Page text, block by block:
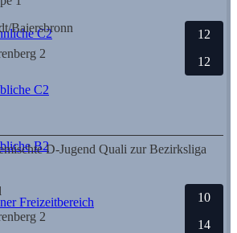
C2
C2
B2
Freizeitbereich
Baiersbronn
2
12
12
D-Jugend Quali zur Bezirksliga
2
10
14